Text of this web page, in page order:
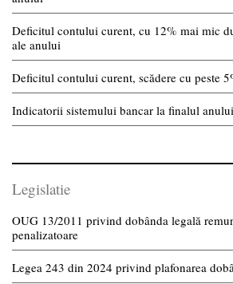
Deficitul contului curent, cu 12% mai mic
ale anului
Deficitul contului curent, scădere cu peste
Indicatorii sistemului bancar la finalul
Legislatie
OUG 13/2011 privind dobânda legală
penalizatoare
Legea 243 din 2024 privind plafonarea